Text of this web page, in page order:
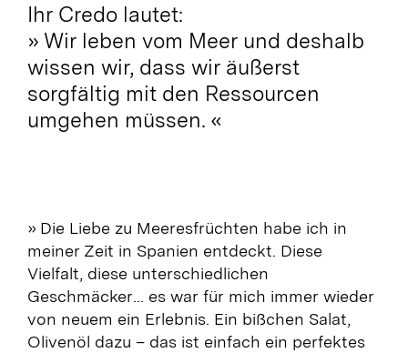
Ihr Credo lautet:
» Wir leben vom Meer und deshalb
wissen wir, dass wir äußerst
sorgfältig mit den Ressourcen
umgehen müssen. «
» Die Liebe zu Meeresfrüchten habe ich in
meiner Zeit in Spanien entdeckt. Diese
Vielfalt, diese unterschiedlichen
Geschmäcker… es war für mich immer wieder
von neuem ein Erlebnis. Ein bißchen Salat,
Olivenöl dazu – das ist einfach ein perfektes